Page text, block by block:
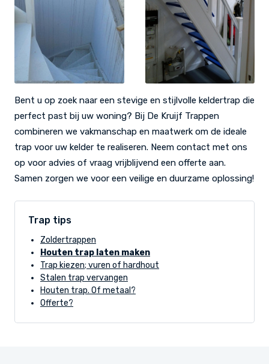
Bent u op zoek naar een stevige en stijlvolle keldertrap die
perfect past bij uw woning? Bij De Kruijf Trappen
combineren we vakmanschap en maatwerk om de ideale
trap voor uw kelder te realiseren. Neem contact met ons
op voor advies of vraag vrijblijvend een offerte aan.
Samen zorgen we voor een veilige en duurzame oplossing!
Trap tips
Zoldertrappen
Houten trap laten maken
Trap kiezen; vuren of hardhout
Stalen trap vervangen
Houten trap. Of metaal?
Offerte?